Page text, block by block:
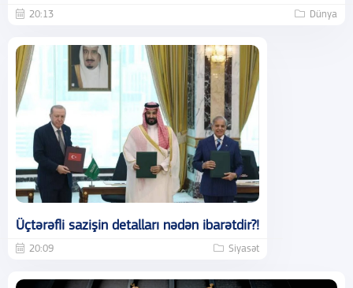
20:13 Dünya
Üçtərəfli sazişin detalları nədən ibarətdir?!
20:09 Siyasət